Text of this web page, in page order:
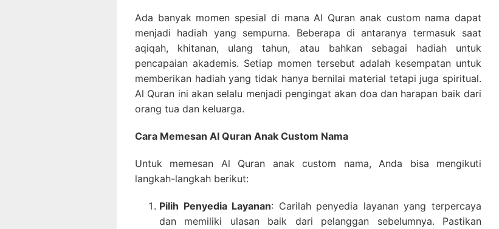
Ada banyak momen spesial di mana Al Quran anak custom nama dapat
menjadi hadiah yang sempurna. Beberapa di antaranya termasuk saat
aqiqah, khitanan, ulang tahun, atau bahkan sebagai hadiah untuk
pencapaian akademis. Setiap momen tersebut adalah kesempatan untuk
memberikan hadiah yang tidak hanya bernilai material tetapi juga spiritual.
Al Quran ini akan selalu menjadi pengingat akan doa dan harapan baik dari
orang tua dan keluarga.
Cara Memesan Al Quran Anak Custom Nama
Untuk memesan Al Quran anak custom nama, Anda bisa mengikuti
langkah-langkah berikut:
Pilih Penyedia Layanan: Carilah penyedia layanan yang terpercaya
dan memiliki ulasan baik dari pelanggan sebelumnya. Pastikan